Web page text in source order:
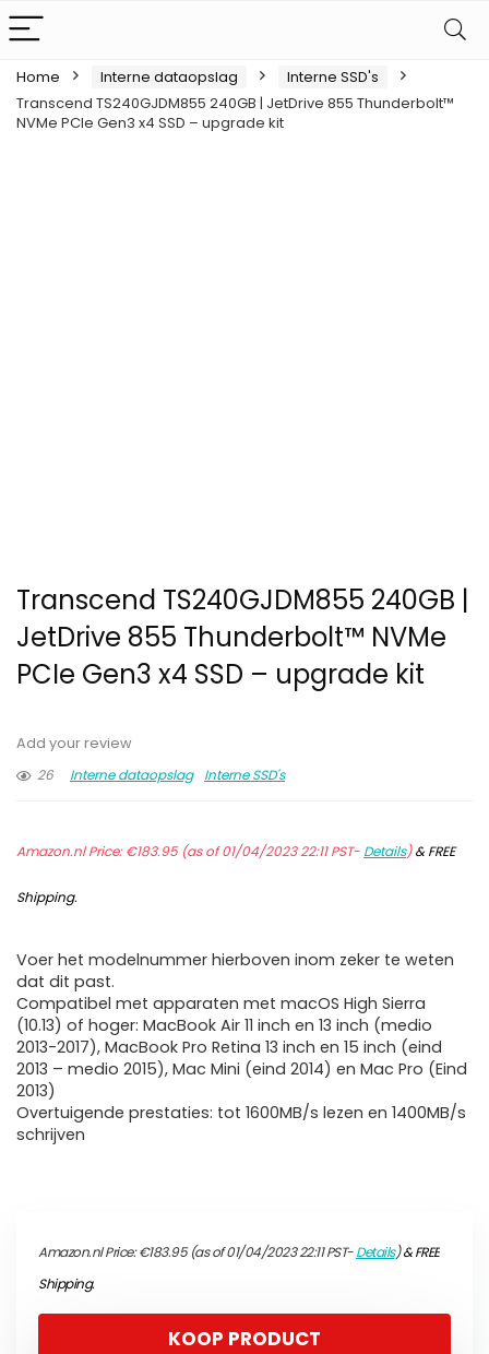
Home Interne dataopslag
Interne SSD's
Transcend TS240GJDM855 240GB | JetDrive 855 Thunderbolt™
NVMe PCIe Gen3 x4 SSD – upgrade kit
Transcend TS240GJDM855 240GB |
JetDrive 855 Thunderbolt™ NVMe
PCIe Gen3 x4 SSD – upgrade kit
Add your review
26
Interne dataopslag Interne SSD's
Amazon.nl Price:€183.95(as of 01/04/2023 22:11 PST- Details)&FREE
Shipping.
Voer het modelnummer hierboven inom zeker te weten
dat dit past.
Compatibel met apparaten met macOS High Sierra
(10.13) of hoger: MacBook Air 11 inch en 13 inch (medio
2013-2017), MacBook Pro Retina 13 inch en 15 inch (eind
2013 – medio 2015), Mac Mini (eind 2014) en Mac Pro (Eind
2013)
Overtuigende prestaties: tot 1600MB/s lezen en 1400MB/s
schrijven
Amazon.nl Price:€183.95(as of 01/04/2023 22:11 PST-Details)&FREE
Shipping.
KOOP PRODUCT